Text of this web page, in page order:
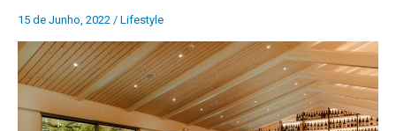
15 de Junho, 2022 / Lifestyle